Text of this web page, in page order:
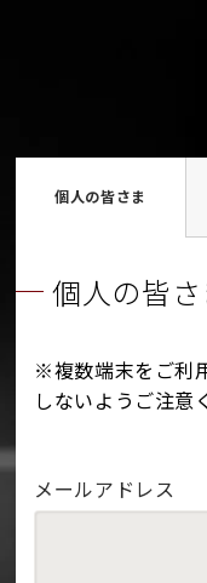
個人の皆さま
個人の皆
※複数端末をご利
しないようご注意
メールアドレス